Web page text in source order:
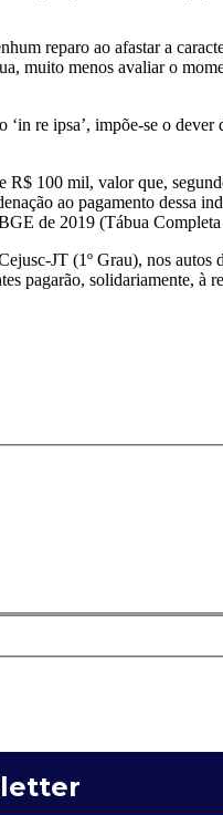
reparo ao afastar a
muito menos avaliar o
re ipsa’, impõe-se o
100 mil, valor que,
ao pagamento dessa
de 2019 (Tábua
JT (1º Grau), nos autos
pagarão, solidariamente,